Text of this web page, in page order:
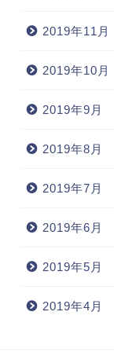
2019年11月
2019年10月
2019年9月
2019年8月
2019年7月
2019年6月
2019年5月
2019年4月